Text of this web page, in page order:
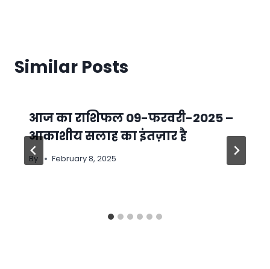
Similar Posts
आज का राशिफल 09-फरवरी-2025 –
आकाशीय सलाह का इंतज़ार है
By February 8, 2025